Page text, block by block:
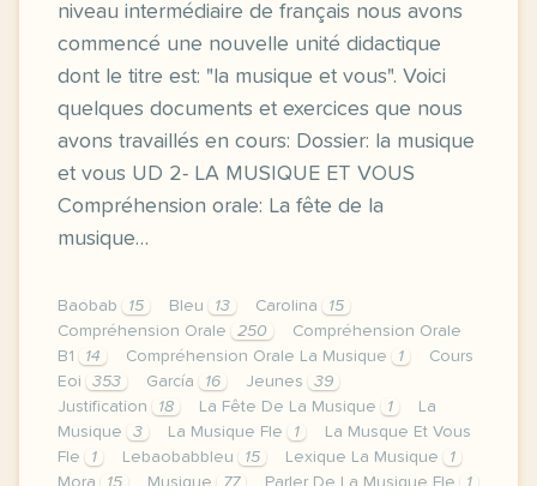
niveau intermédiaire de français nous avons
commencé une nouvelle unité didactique
dont le titre est: "la musique et vous". Voici
quelques documents et exercices que nous
avons travaillés en cours: Dossier: la musique
et vous UD 2- LA MUSIQUE ET VOUS
Compréhension orale: La fête de la
musique…
Baobab 15 Bleu 13 Carolina
15
Compréhension Orale
250
Compréhension Orale
B1
14 Compréhension Orale La Musique 1
Cours
Eoi
353 García 16 Jeunes
39
Justification
18 La Fête De La Musique 1
La
Musique
3 La Musique Fle 1
La Musque Et Vous
Fle
1 Lebaobabbleu 15 Lexique La Musique
1
Mora
15 Musique 77 Parler De La Musique Fle 1